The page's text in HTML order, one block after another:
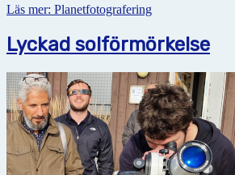
Läs mer: Planetfotografering
Lyckad solförmörkelse